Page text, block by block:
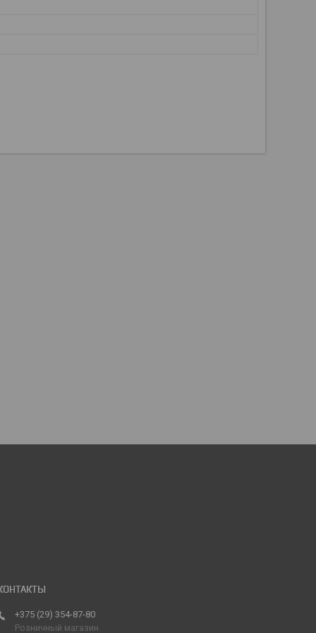
+375 (29) 354-87-80
Розничный магазин